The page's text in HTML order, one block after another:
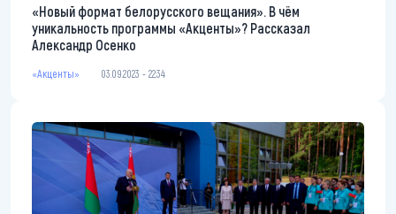
«Новый формат белорусского вещания». В чём
уникальность программы «Акценты»? Рассказал
Александр Осенко
«Акценты» 03.09.2023 - 22:34